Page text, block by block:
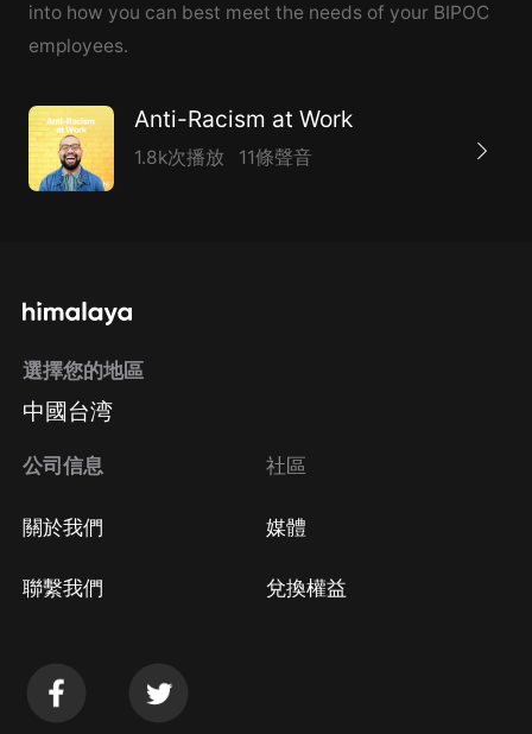
into how you can best meet the needs of your BIPOC
employees.
Anti-Racism at Work
1.8k次播放 11條聲音
選擇您的地區
中國台湾
公司信息
關於我們
聯繫我們
社區
媒體
兌換權益